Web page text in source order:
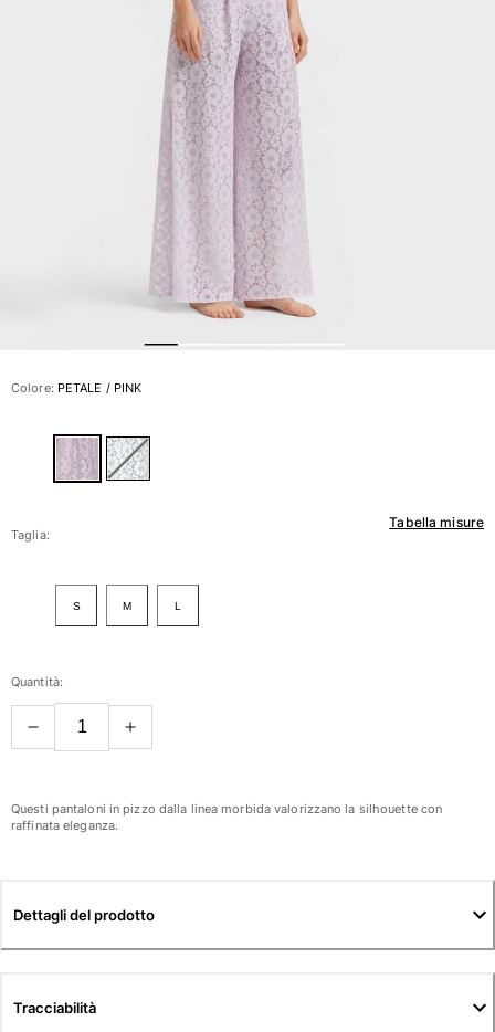
Vedi tutti i Costumi da bagno
Abbigliamento
Pullover e Cardigan
Modelli lounge
Taglie forti
Vedi tutti i Donna
Costumi da bagno
Slips
Vedi tutti i Costumi da bagno
Polos
Shorts
Colore: PETALE / PINK
Tabella misure
Taglia:
S M L
Quantità:
Questi pantaloni in pizzo dalla linea morbida valorizzano la silhouette con
raffinata eleganza.
Dettagli del prodotto
Tracciabilità